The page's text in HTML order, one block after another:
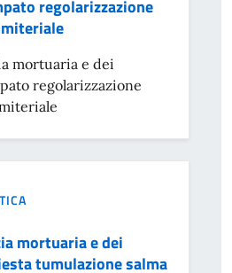
regolarizzazione
mortuaria e dei
regolarizzazione
mortuaria e dei
tumulazione salma